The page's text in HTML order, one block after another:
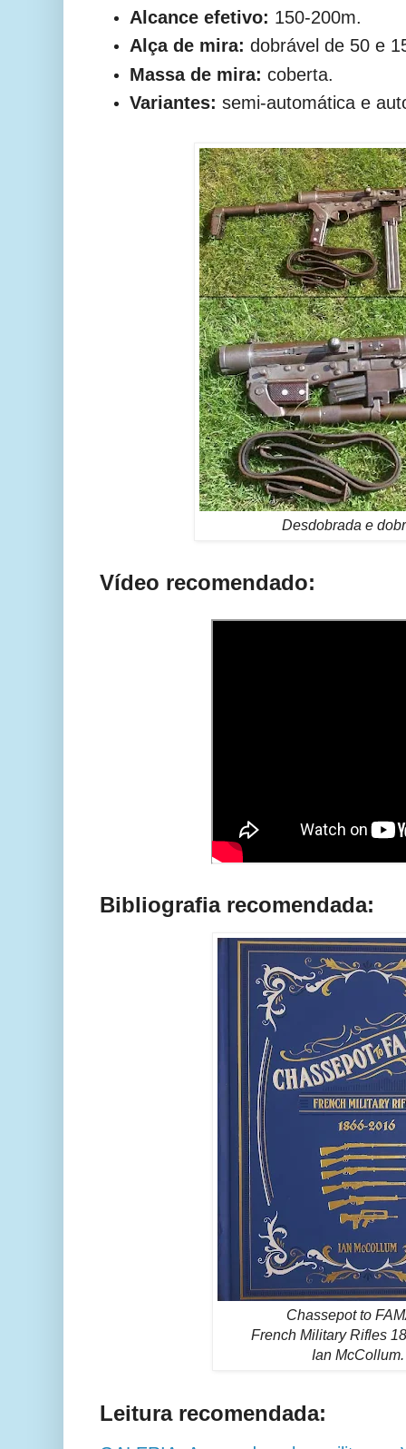
Alcance efetivo: 150-200m.
Alça de mira: dobrável de 50 e
Massa de mira: coberta.
Variantes: semi-automática e
Desdobrada e
Vídeo recomendado:
Bibliografia recomendada:
Chassepot to
French Military Rifles
Ian McCollum.
Leitura recomendada: